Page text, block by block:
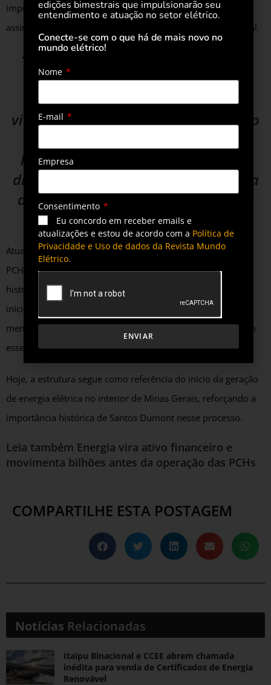
impulsionou atividades industriais na região, contribuindo
assim diretamente para o desenvolvimento econômico local.
“Registros históricos mostram que
equipes técnicas e engenheiros se
deslocaram até a região para
viabilizar os estudos e a implantação
logísticos típicos da época, como o
difícil acesso ao terreno e a ausência
de infraestrutura básica”, completa
Guilherme.
Atualmente, 112 anos depois do início de sua operação, a
PCH Guary permanece como um marco da engenharia e da
história de Santos Dumont. A usina centenária representa o
início do fornecimento de energia elétrica e preserva a
memória de um período em que inovação e coragem foram
essenciais para transformar a realidade da cidade.
Hoje, a estrutura segue como referência do início da geração
de energia elétrica no interior de Minas Gerais, reforçando a
importância histórica de Santos Dumont nesse processo.
Leia também Energia vira ativo financeiro e
movimenta bilhões antes da operação das PCHs
COMPARTILHE ESTA POSTAGEM
Notícias Relacionadas
Itaipu Binacional e CCEE abrem chamada
inédita para venda de Certificados de Energia
Renovável
edições bimestrais que impulsionarão seu
entendimento e atuação no setor elétrico.
Conecte-se com o que há de mais novo no
mundo elétrico!
Nome
E-mail
Empresa
Consentimento
Eu concordo em receber emails e
atualizações e estou de acordo com a Política de
Privacidade e Uso de dados da Revista Mundo
Elétrico.
ENVIAR